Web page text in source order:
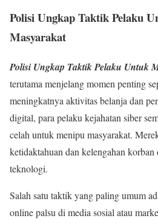
Polisi Ungkap Taktik Pelaku
Masyarakat
Polisi Ungkap Taktik Pelaku Untuk
terutama menjelang momen penting
meningkatnya aktivitas belanja dan
digital, para pelaku kejahatan siber
celah untuk menipu masyarakat.
ketidaktahuan dan kelengahan korban
teknologi.
Salah satu taktik yang paling umum
online palsu di media sosial atau